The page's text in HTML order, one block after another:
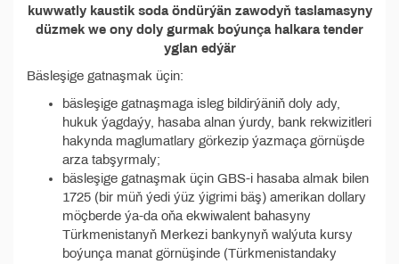
kuwwatly kaustik soda öndürýän zawodyň taslamasyny
düzmek we ony doly gurmak boýunça halkara tender
yglan edýär
Bäsleşige gatnaşmak üçin:
bäsleşige gatnaşmaga isleg bildirýäniň doly ady,
hukuk ýagdaýy, hasaba alnan ýurdy, bank rekwizitleri
hakynda maglumatlary görkezip ýazmaça görnüşde
arza tabşyrmaly;
bäsleşige gatnaşmak üçin GBS-i hasaba almak bilen
1725 (bir müň ýedi ýüz ýigrimi bäş) amerikan dollary
möçberde ýa-da oňa ekwiwalent bahasyny
Türkmenistanyň Merkezi bankynyň walýuta kursy
boýunça manat görnüşinde (Türkmenistandaky